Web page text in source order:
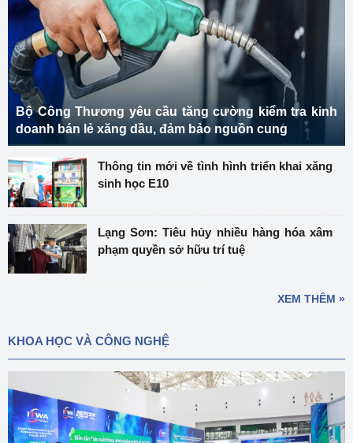
Bộ Công Thương yêu cầu tăng cường kiểm tra kinh
doanh bán lẻ xăng dầu, đảm bảo nguồn cung
Thông tin mới về tình hình triển khai xăng
sinh học E10
Lạng Sơn: Tiêu hủy nhiều hàng hóa xâm
phạm quyền sở hữu trí tuệ
XEM THÊM »
KHOA HỌC VÀ CÔNG NGHỆ